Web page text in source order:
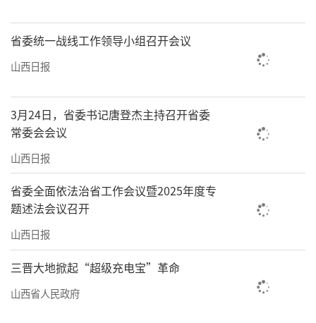
省委统一战线工作领导小组召开会议
山西日报
3月24日，省委书记唐登杰主持召开省委
常委会会议
山西日报
省委全面依法治省工作会议暨2025年度专
题述法会议召开
山西日报
三晋大地掀起“超级充电宝”革命
山西省人民政府